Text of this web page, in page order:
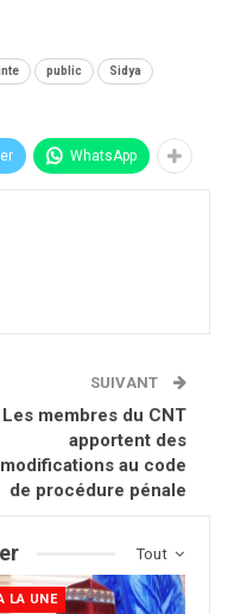
public Sidya
WhatsApp
SUIVANT
Les membres du CNT
apportent des
modifications au code
de procédure pénale
Tout
LA UNE